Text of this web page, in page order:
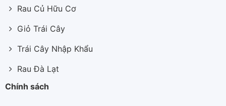
Rau Củ Hữu Cơ
Giỏ Trái Cây
Trái Cây Nhập Khẩu
Rau Đà Lạt
Chính sách